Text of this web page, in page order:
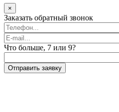
×
Заказать обратный звонок
Что больше, 7 или 9?